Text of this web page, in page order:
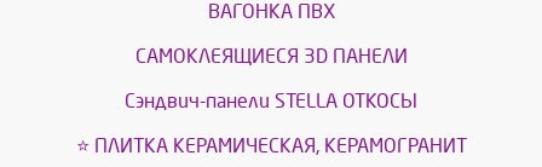
ВАГОНКА ПВХ
САМОКЛЕЯЩИЕСЯ 3D ПАНЕЛИ
Сэндвич-панели STELLA ОТКОСЫ
⭐ ПЛИТКА КЕРАМИЧЕСКАЯ, КЕРАМОГРАНИТ